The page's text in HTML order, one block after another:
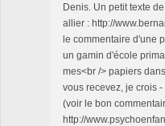
Denis. Un petit texte
allier : http://
le commentaire d'une
un gamin d'école
mes<br /> papiers
vous recevez, je crois
(voir le bon
http://